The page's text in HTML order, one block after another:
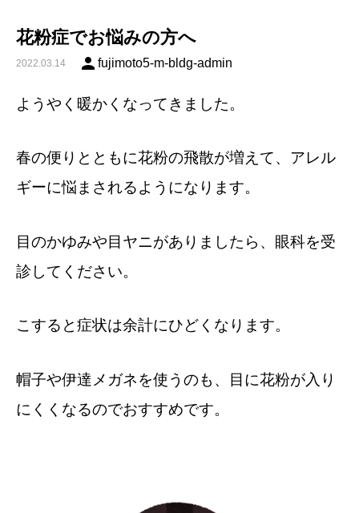
花粉症でお悩みの方へ
2022.03.14 person fujimoto5-m-bldg-admin
ようやく暖かくなってきました。
春の便りとともに花粉の飛散が増えて、アレル
ギーに悩まされるようになります。
目のかゆみや目ヤニがありましたら、眼科を受
診してください。
こすると症状は余計にひどくなります。
帽子や伊達メガネを使うのも、目に花粉が入り
にくくなるのでおすすめです。